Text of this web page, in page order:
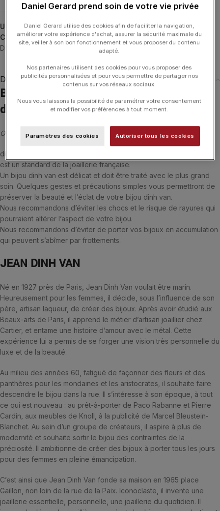
UGS :
328122
Catégories : 24H-DINHVAN , Bijoux Noël, Bracelets , Bracelets,
DINH VAN
Typologies
Description
Bracelet Dinh Van Pulse Or blanc et
diamants
Or blanc & diamants.
dinh van utilise de l’or finesse de 750‰ (18 carats). Cette finesse
est un standard de la joaillerie française.
Un bijou dinh van est délicat et doit être traité avec le plus grand
soin. Quelques gestes et précautions simples vous permettront de
préserver la beauté et l’éclat de votre bijou dinh van.
Nous recommandons d’éviter les chocs et le risque de rayures qui
pourraient altérer l’aspect de votre bijou.
Nous recommandons d’éviter de porter vos bijoux en accumulation
qui peuvent s’abîmer par frottements.
JEAN DINH VAN
Né en 1927 près de Paris, Jean Dinh Van voulait être marin.
Heureusement pour les femmes, il décide, sous l’influence de son
père, artisan laqueur, de créer des bijoux. Après avoir étudié aux
Beaux-arts de Paris, il apprend le métier d’artisan joaillier chez
Cartier, et entame une histoire d’amour avec le métal. Cette
expérience lui a permis de se forger une vision très personnelle du
luxe et de la beauté.
Au milieu des années 60, fatigué de façonner des fleurs et des
panthères pour les mondaines et les aristocrates, il souhaite faire
descendre le bijou dans la rue. Il s’intéresse à son époque, à tout
ce qui est nouveau : au prêt-à-porter de Paco Rabanne et Pierre
Cardin, aux meubles de Knoll, à la publicité de Marcel Bleustein-
Blanchet. Au sein d’un groupe de créateurs, il aspire à plus de
modernité et souhaite sortir le bijou des contraintes de la
préciosité. Il ambitionne de créer des bijoux à porter tous les jours
pour des femmes en pleine émancipation.
C’est ainsi que Jean Dinh Van fonde sa maison en 1965 place
Gaillon, non loin de la rue de la Paix. Iconoclaste, il invente une
joaillerie essentielle, personnelle, une joaillerie du quotidien. Il
Daniel Gerard prend soin de votre vie privée
Daniel Gerard utilise des cookies afin de faciliter la navigation,
améliorer votre expérience d'achat, assurer la sécurité maximale du
site, veiller à son bon fonctionnement et vous proposer du contenu
adapté.
Nos partenaires utilisent des cookies pour vous proposer des
publicités personnalisées et pour vous permettre de partager nos
contenus sur vos réseaux sociaux.
Nous vous laissons la possibilité de paramétrer votre consentement
et modifier vos préférences à tout moment.
Paramètres des cookies Autoriser tous les cookies